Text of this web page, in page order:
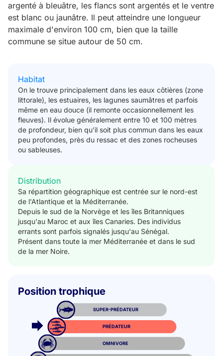
argenté à bleuâtre, les flancs sont argentés et le ventre
est blanc ou jaunâtre. Il peut atteindre une longueur
maximale d'environ 100 cm, bien que la taille
commune se situe autour de 50 cm.
Habitat
On le trouve principalement dans les eaux côtières (zone
littorale), les estuaires, les lagunes saumâtres et parfois
même en eau douce (il remonte occasionnellement les
fleuves). Il évolue généralement entre 10 et 100 mètres
de profondeur, bien qu'il soit plus commun dans les eaux
peu profondes, près du ressac et des zones rocheuses
ou sableuses.
Distribution
Sa répartition géographique est centrée sur le nord-est
de l'Atlantique et la Méditerranée.
Depuis le sud de la Norvège et les îles Britanniques
jusqu'au Maroc et aux îles Canaries. Des individus
errants sont parfois signalés jusqu'au Sénégal.
Présent dans toute la mer Méditerranée et dans le sud
de la mer Noire.
Position trophique
PRÉDATEUR
OMNIVORE
SUPER-PRÉDATEUR